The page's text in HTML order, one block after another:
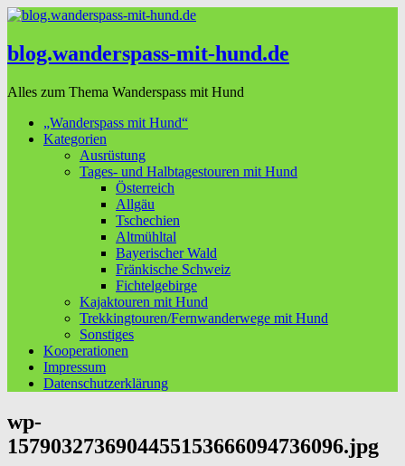
blog.wanderspass-mit-hund.de
Alles zum Thema Wanderspass mit Hund
„Wanderspass mit Hund“
Kategorien
Ausrüstung
Tages- und Halbtagestouren mit Hund
Österreich
Allgäu
Tschechien
Altmühltal
Bayerischer Wald
Fränkische Schweiz
Fichtelgebirge
Kajaktouren mit Hund
Trekkingtouren/Fernwanderwege mit Hund
Sonstiges
Kooperationen
Impressum
Datenschutzerklärung
wp-
1579032736904455153666094736096.jpg